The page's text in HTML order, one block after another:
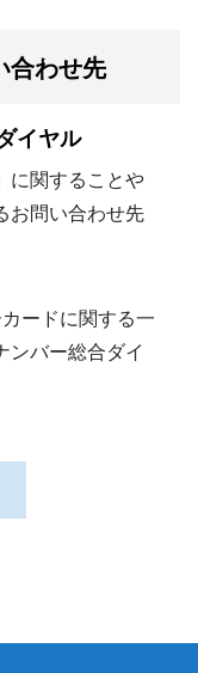
合わせ先
イヤル
に関することや
お問い合わせ先
ードに関する一
ンバー総合ダイ